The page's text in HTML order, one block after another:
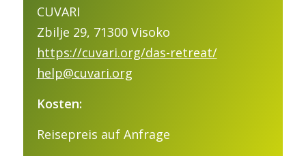
CUVARI
Zbilje 29, 71300 Visoko
https://cuvari.org/das-retreat/
help@cuvari.org
Kosten:
Reisepreis auf Anfrage